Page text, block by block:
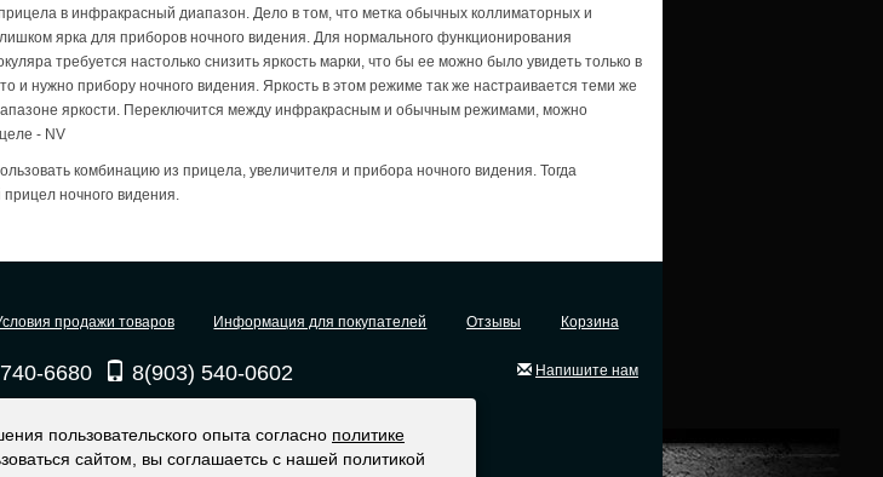
в инфракрасный диапазон. Дело в том, что метка обычных коллиматорных и
ярка для приборов ночного видения. Для нормального функционирования
требуется настолько снизить яркость марки, что бы ее можно было увидеть только в
и нужно прибору ночного видения. Яркость в этом режиме так же настраивается теми же
яркости. Переключится между инфракрасным и обычным режимами, можно
- NV
комбинацию из прицела, увеличителя и прибора ночного видения. Тогда
ночного видения.
продажи товаров Информация для покупателей Отзывы Корзина
6680 8(903) 540-0602 Напишите нам
(USA)пользовательского опыта согласно политике
сайтом, вы соглашаетсь с нашей политикой